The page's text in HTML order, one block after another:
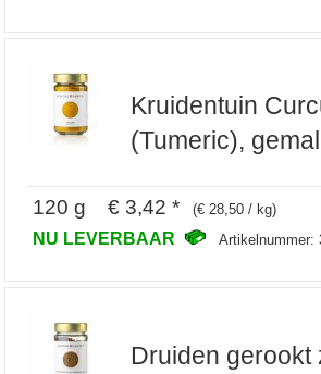
Kruidentuin
(Tumeric),
120 g € 3,42 * (€ 28,50 / kg)
NU LEVERBAAR Artikelnummer:
Druiden gerookt